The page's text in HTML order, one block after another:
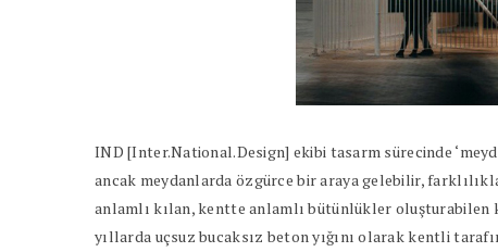
IND [Inter.National.Design] ekibi tasarm sürecinde
ancak meydanlarda özgürce bir araya gelebilir,
anlamlı kılan, kentte anlamlı bütünlükler oluşturabilen
yıllarda uçsuz bucaksız beton yığını olarak kentli